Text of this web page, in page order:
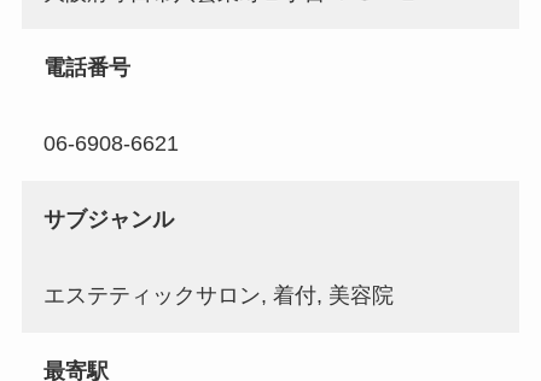
電話番号
06-6908-6621
サブジャンル
エステティックサロン, 着付, 美容院
最寄駅